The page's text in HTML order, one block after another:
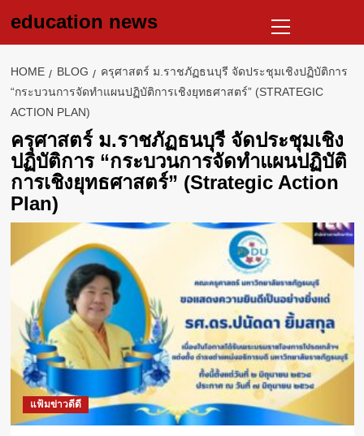
education news
Menu
HOME BLOG
ครุศาสตร์ ม.ราชภัฏธนบุรี จัดประชุมเชิงปฏิบัติการ
“กระบวนการจัดทำแผนปฏิบัติการเชิงยุทธศาสตร์” (STRATEGIC
ACTION PLAN)
ครุศาสตร์ ม.ราชภัฏธนบุรี จัดประชุมเชิง
ปฏิบัติการ “กระบวนการจัดทำแผนปฏิบัติ
การเชิงยุทธศาสตร์” (Strategic Action
Plan)
แฟ้มข่าวดีดี